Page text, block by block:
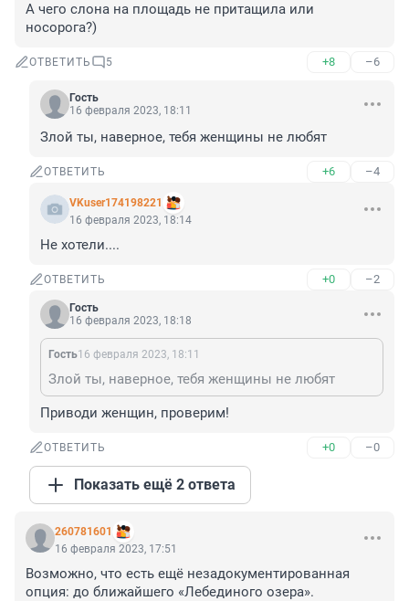
А чего слона на площадь не притащила или
носорога?)
ОТВЕТИТЬ 5 +8 –6
Гость
16 февраля 2023, 18:11
Злой ты, наверное, тебя женщины не любят
ОТВЕТИТЬ +6 –4
VKuser174198221
16 февраля 2023, 18:14
Не хотели....
ОТВЕТИТЬ +0 –2
Гость
16 февраля 2023, 18:18
Гость16 февраля 2023, 18:11
Злой ты, наверное, тебя женщины не любят
Приводи женщин, проверим!
ОТВЕТИТЬ +0 –0
Показать ещё 2 ответа
260781601
16 февраля 2023, 17:51
Возможно, что есть ещё незадокументированная
опция: до ближайшего «Лебединого озера».